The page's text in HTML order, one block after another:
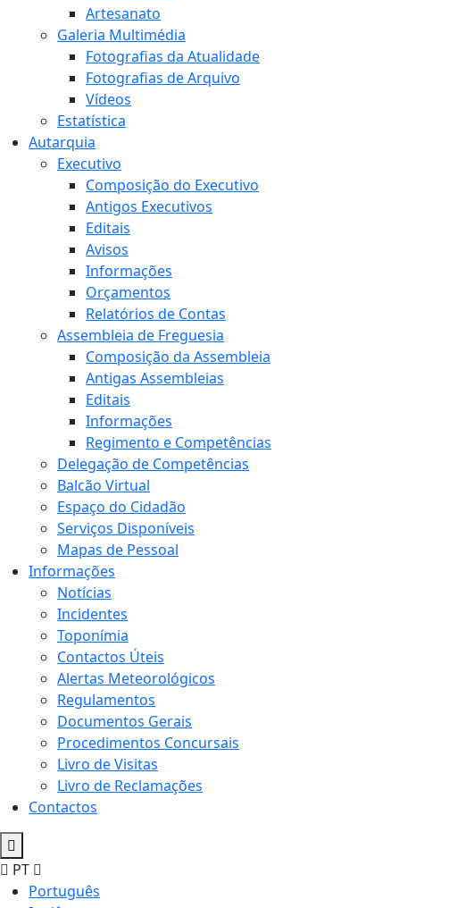
Artesanato
Galeria Multimédia
Fotografias da Atualidade
Fotografias de Arquivo
Vídeos
Estatística
Autarquia
Executivo
Composição do Executivo
Antigos Executivos
Editais
Avisos
Informações
Orçamentos
Relatórios de Contas
Assembleia de Freguesia
Composição da Assembleia
Antigas Assembleias
Editais
Informações
Regimento e Competências
Delegação de Competências
Balcão Virtual
Espaço do Cidadão
Serviços Disponíveis
Mapas de Pessoal
Informações
Notícias
Incidentes
Toponímia
Contactos Úteis
Alertas Meteorológicos
Regulamentos
Documentos Gerais
Procedimentos Concursais
Livro de Visitas
Livro de Reclamações
Contactos
PT
Português